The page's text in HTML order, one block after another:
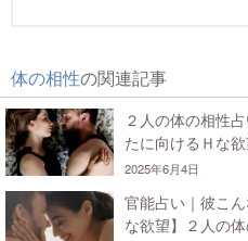
体の相性の関連記事
２人の体の相性
たに向けるＨな欲
2025年6月4日
官能占い｜彼こ
な欲望】２人の